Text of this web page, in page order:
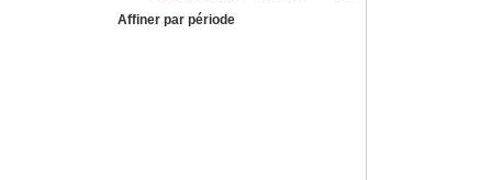
Affiner par période